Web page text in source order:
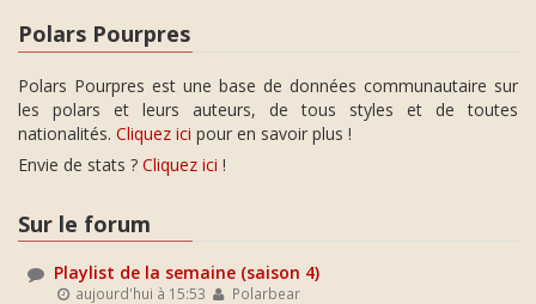
Polars Pourpres
Polars Pourpres est une base de données communautaire sur
les polars et leurs auteurs, de tous styles et de toutes
nationalités. Cliquez ici pour en savoir plus !
Envie de stats ? Cliquez ici !
Sur le forum
Playlist de la semaine (saison 4)
aujourd'hui à 15:53 Polarbear